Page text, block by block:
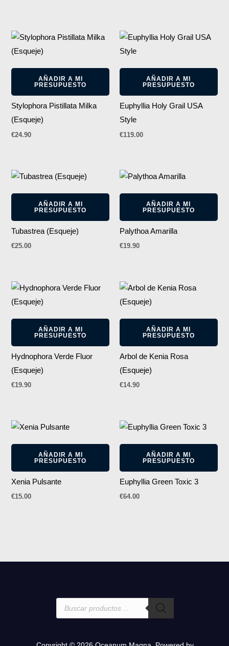
AÑADIR A MI
PRESUPUESTO
Stylophora Pistillata Milka
(Esqueje)
€24.90
AÑADIR A MI
PRESUPUESTO
Euphyllia Holy Grail USA
Style
€119.00
AÑADIR A MI
PRESUPUESTO
Tubastrea (Esqueje)
€25.00
AÑADIR A MI
PRESUPUESTO
Palythoa Amarilla
€19.90
AÑADIR A MI
PRESUPUESTO
Hydnophora Verde Fluor
(Esqueje)
€19.90
AÑADIR A MI
PRESUPUESTO
Arbol de Kenia Rosa
(Esqueje)
€14.90
AÑADIR A MI
PRESUPUESTO
Xenia Pulsante
€15.00
AÑADIR A MI
PRESUPUESTO
Euphyllia Green Toxic 3
€64.00
Búsqueda